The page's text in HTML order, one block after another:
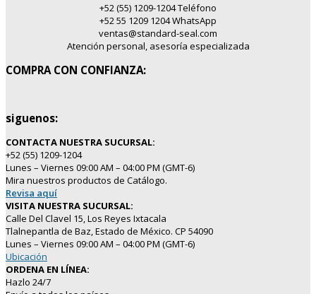
+52 (55) 1209-1204 Teléfono
+52 55 1209 1204 WhatsApp
ventas@standard-seal.com
Atención personal, asesoría especializada
COMPRA CON CONFIANZA:
siguenos:
CONTACTA NUESTRA SUCURSAL:
+52 (55) 1209-1204
Lunes – Viernes 09:00 AM – 04:00 PM (GMT-6)
Mira nuestros productos de Catálogo.
Revisa aquí
VISITA NUESTRA SUCURSAL:
Calle Del Clavel 15, Los Reyes Ixtacala
Tlalnepantla de Baz, Estado de México. CP 54090
Lunes – Viernes 09:00 AM – 04:00 PM (GMT-6)
Ubicación
ORDENA EN LÍNEA:
Hazlo 24/7